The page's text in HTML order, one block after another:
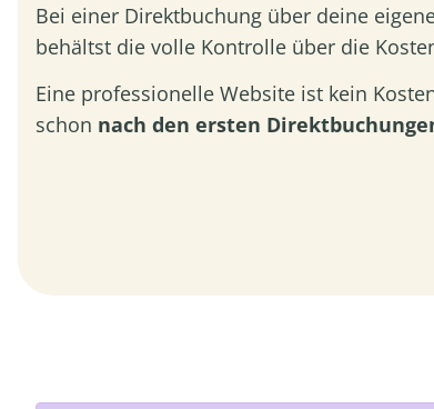
Bei einer Direktbuchung über deine
behältst die volle Kontrolle über die
Eine professionelle Website ist kein
schon nach den ersten